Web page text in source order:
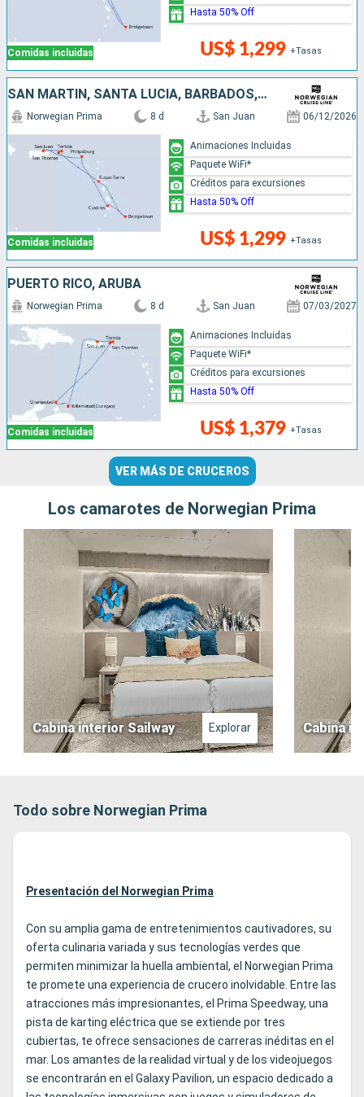
Comidas incluidas US$ 1,299 +Tasas
Hasta 50% Off
SAN MARTÍN, SANTA LUCIA, BARBADOS, PUERTO RICO
Comidas incluidas
Norwegian Prima 8 d San Juan 06/12/2026
US$ 1,299 +Tasas
Animaciones Incluidas
Paquete WiFi*
Créditos para excursiones
Hasta 50% Off
PUERTO RICO, ARUBA
Comidas incluidas
Norwegian Prima 8 d San Juan 07/03/2027
US$ 1,379 +Tasas
Animaciones Incluidas
Paquete WiFi*
Créditos para excursiones
Hasta 50% Off
VER MÁS DE CRUCEROS
Los camarotes de Norwegian Prima
Cabina interior Sailway Explorar Cabina
Todo sobre Norwegian Prima
Presentación del Norwegian Prima
Con su amplia gama de entretenimientos cautivadores, su
oferta culinaria variada y sus tecnologías verdes que
permiten minimizar la huella ambiental, el Norwegian Prima
te promete una experiencia de crucero inolvidable. Entre las
atracciones más impresionantes, el Prima Speedway, una
pista de karting eléctrica que se extiende por tres
cubiertas, te ofrece sensaciones de carreras inéditas en el
mar. Los amantes de la realidad virtual y de los videojuegos
se encontrarán en el Galaxy Pavilion, un espacio dedicado a